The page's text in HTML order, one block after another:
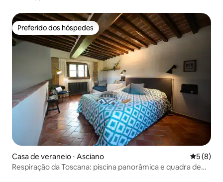
Preferido dos hóspedes
Preferido dos hóspedes
Casa de veraneio ⋅ Asciano 5 de
5 (8)
Respiração da Toscana: piscina panorâmica e quadra de